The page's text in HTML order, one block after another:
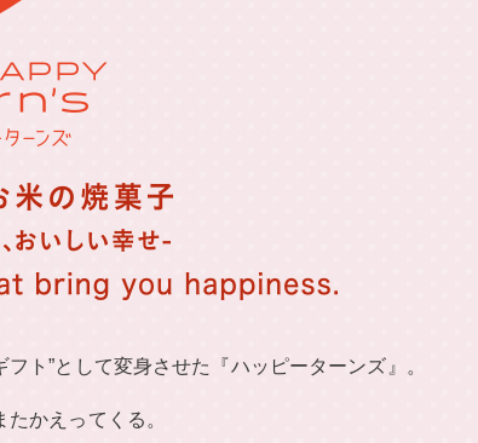
ト”として変身させた『ハッピーターンズ』。
かえってくる。